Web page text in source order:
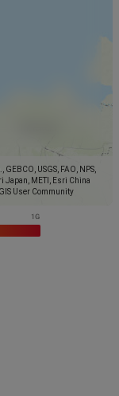
USGS, FAO, NPS,
Japan, METI, Esri China
User Community